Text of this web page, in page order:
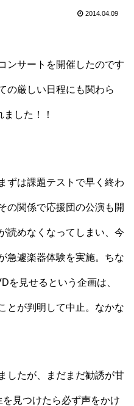
2014.04.09
ンサートを開催したのです
の厳しい日程にも関わら
した！！
ずは課題テストで早く終わ
の関係で応援団の公演も開
読めなくなってしまい、今
急遽楽器体験を実施。ちな
を見せるという企画は、
とが判明して中止。なかな
したが、まだまだ勧誘が甘
見つけたら必ず声をかけ